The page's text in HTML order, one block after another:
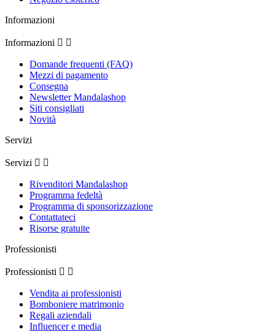
Informazioni
Informazioni  
Domande frequenti (FAQ)
Mezzi di pagamento
Consegna
Newsletter Mandalashop
Siti consigliati
Novità
Servizi
Servizi  
Rivenditori Mandalashop
Programma fedeltà
Programma di sponsorizzazione
Contattateci
Risorse gratuite
Professionisti
Professionisti  
Vendita ai professionisti
Bomboniere matrimonio
Regali aziendali
Influencer e media